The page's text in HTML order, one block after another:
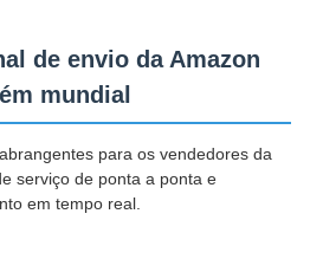
de envio da Amazon
mundial
para os vendedores da
serviço de ponta a ponta e
em tempo real.